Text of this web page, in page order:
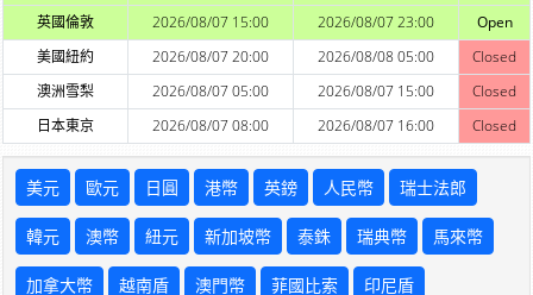
英國倫敦
2026/08/07 15:00 2026/08/07 23:00
Open
美國紐約
2026/08/07 20:00 2026/08/08 05:00
Closed
澳洲雪梨
2026/08/07 05:00 2026/08/07 15:00
Closed
日本東京
2026/08/07 08:00 2026/08/07 16:00 Closed
美元 歐元 日圓 港幣 英鎊 人民幣 瑞士法郎
韓元 澳幣 紐元 新加坡幣 泰銖 瑞典幣 馬來幣
加拿大幣 越南盾 澳門幣 菲國比索 印尼盾